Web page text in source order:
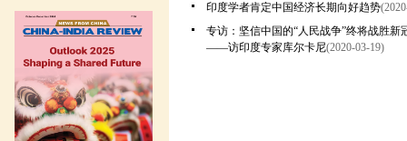
印度学者肯定中国经济长期向好趋势
专访：坚信中国的“人民战争”终将战胜新
——访印度专家库尔卡尼(2020-03-19)